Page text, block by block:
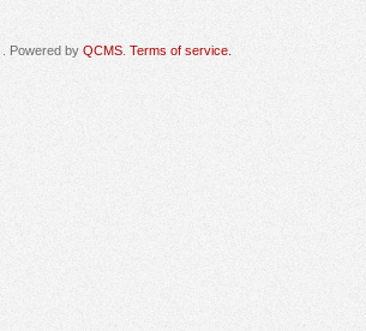
. Powered by QCMS Terms of service.